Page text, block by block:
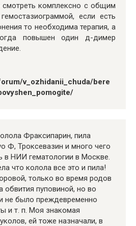
комплексно с общим
если есть
то необходима терапия, а
повышен один д-димер
v_ozhidanii_chuda/bere
Фраксипарин, пила
Ф, Троксевазин и много чего
НИИ гематологии в Москве.
что колола все это и пила!
только во время родов
обвития пуповиной, но во
не было преждевременно
и т. п. Моя знакомая
ей тоже назначали, в